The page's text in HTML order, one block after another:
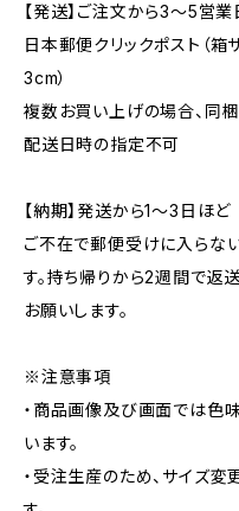
【発送】ご注文から3〜5営業
日本郵便クリックポスト（
3cm）
複数お買い上げの場合、同
配送日時の指定不可
【納期】発送から1〜3日ほど
ご不在で郵便受けに入らな
す。持ち帰りから2週間で返
お願いします。
※注意事項
・商品画像及び画面では色
います。
・受注生産のため、サイズ